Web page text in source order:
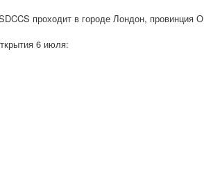
проходит в городе Лондон, провинция
6 июля: